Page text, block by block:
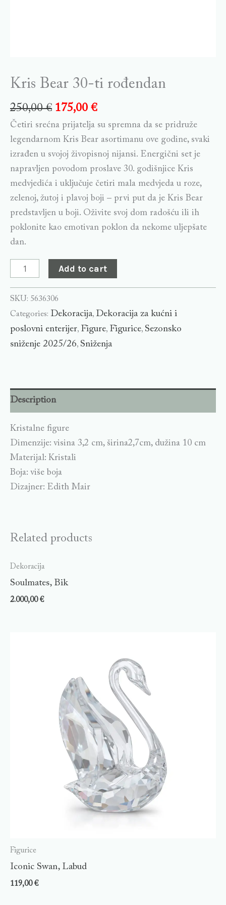
Kris Bear 30-ti rođendan
250,00€ 175,00 €
Četiri srećna prijatelja su spremna da se pridruže
legendarnom Kris Bear asortimanu ove godine, svaki
izrađen u svojoj živopisnoj nijansi. Energični set je
napravljen povodom proslave 30. godišnjice Kris
medvjedića i uključuje četiri mala medvjeda u roze,
zelenoj, žutoj i plavoj boji – prvi put da je Kris Bear
predstavljen u boji. Oživite svoj dom radošću ili ih
poklonite kao emotivan poklon da nekome uljepšate
dan.
Add to cart
SKU: 5636306
Categories: Dekoracija, Dekoracija za kućni i
poslovni enterijer, Figure, Figurice, Sezonsko
sniženje 2025/26, Sniženja
Description
Kristalne figure
Dimenzije: visina 3,2 cm, širina2,7cm, dužina 10 cm
Materijal: Kristali
Boja: više boja
Dizajner: Edith Mair
Related products
Dekoracija
Soulmates, Bik
2.000,00€
Figurice
Iconic Swan, Labud
119,00€